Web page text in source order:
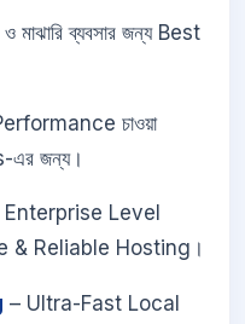
মাঝারি ব্যবসার জন্য Best
চাওয়া
এর জন্য।
Enterprise Level
& Reliable Hosting।
– Ultra-Fast Local